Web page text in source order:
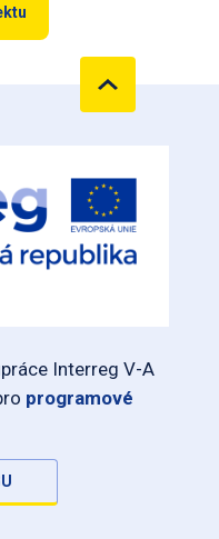
Interreg V-A
programové